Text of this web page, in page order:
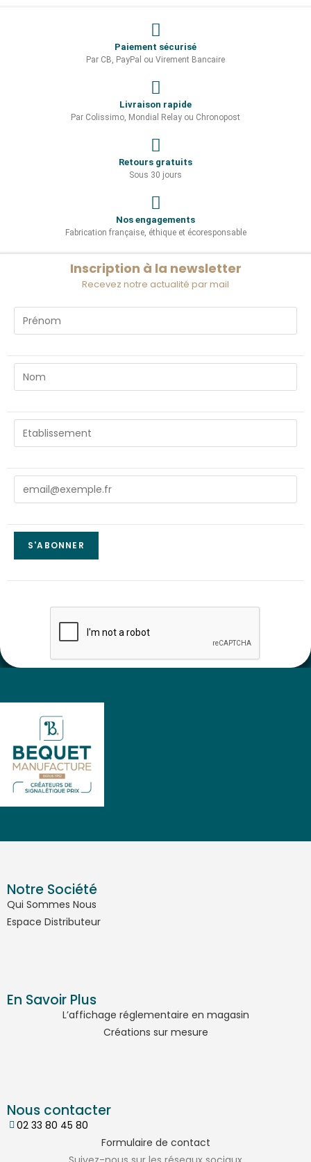
Paiement sécurisé
Par CB, PayPal ou Virement Bancaire
Livraison rapide
Par Colissimo, Mondial Relay ou Chronopost
Retours gratuits
Sous 30 jours
Nos engagements
Fabrication française, éthique et écoresponsable
Inscription à la newsletter
Recevez notre actualité par mail
Notre Société
Qui Sommes Nous
Espace Distributeur
En Savoir Plus
L’affichage réglementaire en magasin
Créations sur mesure
Nous contacter
02 33 80 45 80
Formulaire de contact